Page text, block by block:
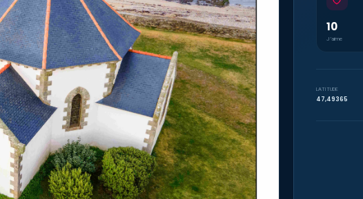
10
J’aime
LATITUDE
47,49365